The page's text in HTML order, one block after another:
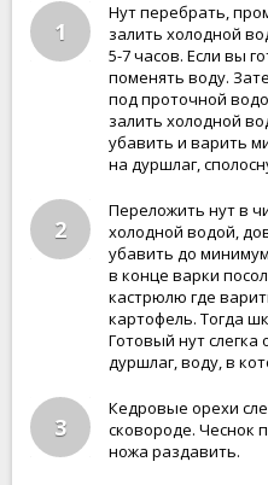
1
Нут перебрать,
залить холодной
5-7 часов. Если вы
поменять воду.
под проточной
залить холодной
убавить и варить
на дуршлаг,
2
Переложить нут в
холодной водой,
убавить до
в конце варки
кастрюлю где
картофель. Тогда
Готовый нут слегка
дуршлаг, воду, в
3
Кедровые орехи
сковороде. Чеснок
ножа раздавить.